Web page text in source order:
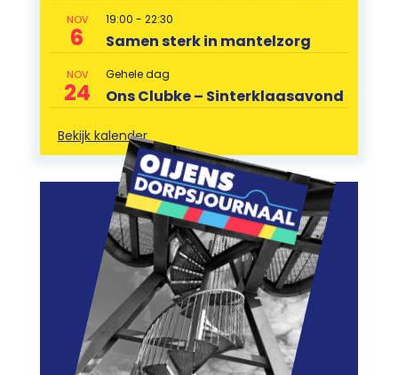
NOV
6
19:00 - 22:30
Samen sterk in mantelzorg
NOV
24
Gehele dag
Ons Clubke – Sinterklaasavond
Bekijk kalender